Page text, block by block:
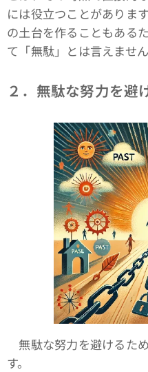
には役立つことがありま
の土台を作ることもある
て「無駄」とは言えません
２．無駄な努力を避
無駄な努力を避けるた
す。